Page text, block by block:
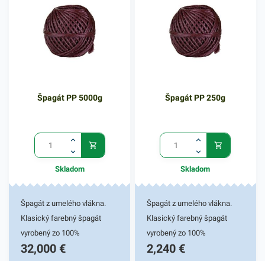
Špagát PP 5000g
Skladom
Špagát z umelého vlákna.
Klasický farebný špagát
vyrobený zo 100%
polypropylénu. Využíva sa pri
32,000 €
Špagát PP 250g
Skladom
Špagát z umelého vlákna.
Klasický farebný špagát
vyrobený zo 100%
polypropylénu. Využíva sa pri
2,240 €